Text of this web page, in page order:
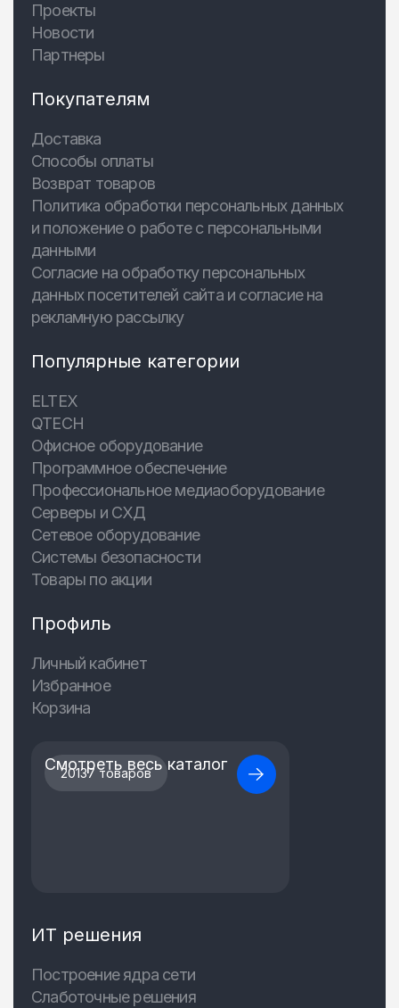
Проекты
Новости
Партнеры
Покупателям
Доставка
Способы оплаты
Возврат товаров
Политика обработки персональных данных
и положение о работе с персональными
данными
Согласие на обработку персональных
данных посетителей сайта и согласие на
рекламную рассылку
Популярные категории
ELTEX
QTECH
Офисное оборудование
Программное обеспечение
Профессиональное медиаоборудование
Серверы и СХД
Сетевое оборудование
Системы безопасности
Товары по акции
Профиль
Личный кабинет
Избранное
Корзина
20137 товаров
Смотреть весь каталог
ИТ решения
Построение ядра сети
Слаботочные решения